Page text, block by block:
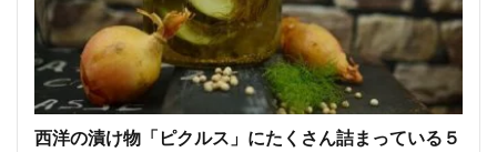
西洋の漬け物「ピクルス」にたくさん詰まっている５